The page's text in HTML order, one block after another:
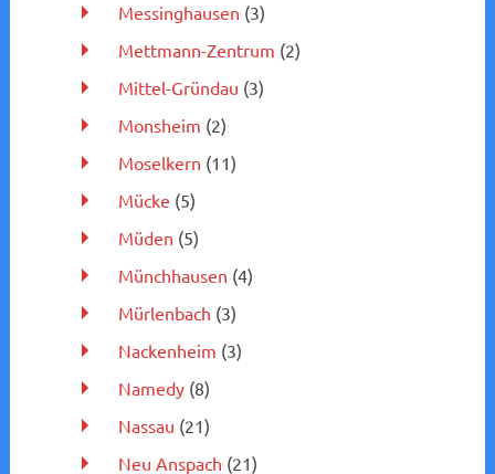
Messinghausen (3)
Mettmann-Zentrum (2)
Mittel-Gründau (3)
Monsheim (2)
Moselkern (11)
Mücke (5)
Müden (5)
Münchhausen (4)
Mürlenbach (3)
Nackenheim (3)
Namedy(8)
Nassau (21)
Neu Anspach (21)